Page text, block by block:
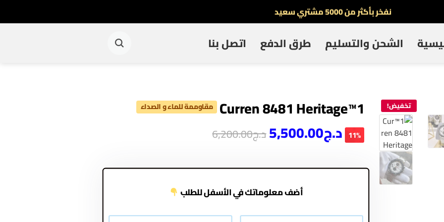
نفخر بأكثر من 5000 مشتري سعيد
أطلب الآن والدفع فقط عند استلام المنتج
الشحن والتسليم طرق الدفع اتصل بنا
تخفيض! 1™Curren 8481 Heritage مقاوممة للماء و الصداء
د.ج5,500.00د.ج6,200.00 11%
أضف معلوماتك في الأسفل للطلب